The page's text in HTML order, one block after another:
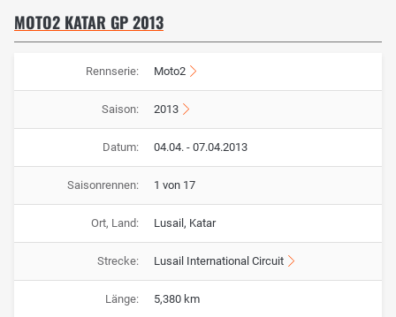
MOTO2 KATAR GP 2013
Rennserie: Moto2
Saison: 2013
Datum: 04.04. - 07.04.2013
Saisonrennen: 1 von 17
Ort, Land: Lusail, Katar
Strecke: Lusail International Circuit
Länge: 5,380 km